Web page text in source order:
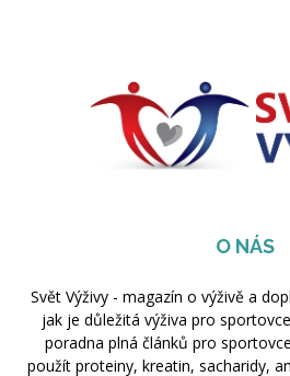
O NÁS
Svět Výživy - magazín o výživě a
jak je důležitá výživa pro
poradna plná článků pro
použít proteiny, kreatin, sacharidy,